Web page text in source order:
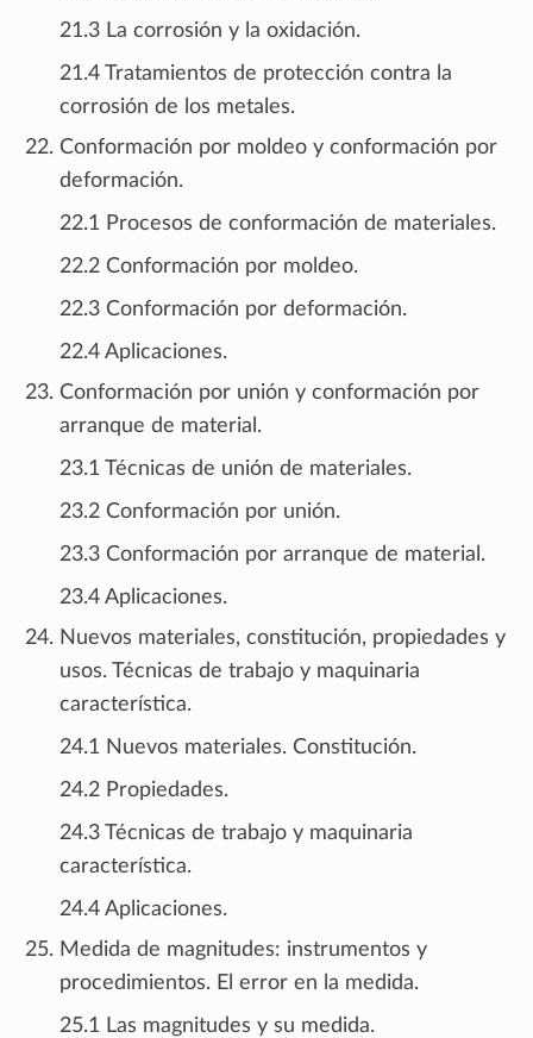
21.3 La corrosión y la oxidación.
21.4 Tratamientos de protección contra la
corrosión de los metales.
Conformación por moldeo y conformación por
deformación.
22.1 Procesos de conformación de materiales.
22.2 Conformación por moldeo.
22.3 Conformación por deformación.
22.4 Aplicaciones.
Conformación por unión y conformación por
arranque de material.
23.1 Técnicas de unión de materiales.
23.2 Conformación por unión.
23.3 Conformación por arranque de material.
23.4 Aplicaciones.
Nuevos materiales, constitución, propiedades y
usos. Técnicas de trabajo y maquinaria
característica.
24.1 Nuevos materiales. Constitución.
24.2 Propiedades.
24.3 Técnicas de trabajo y maquinaria
característica.
24.4 Aplicaciones.
Medida de magnitudes: instrumentos y
procedimientos. El error en la medida.
25.1 Las magnitudes y su medida.